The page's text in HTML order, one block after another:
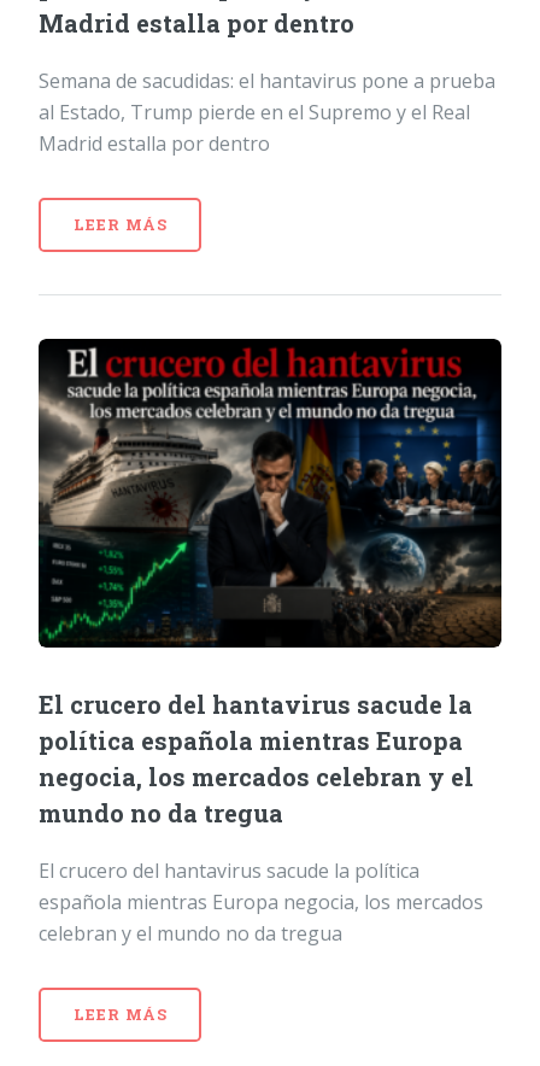
Madrid estalla por dentro
Semana de sacudidas: el hantavirus pone a prueba
al Estado, Trump pierde en el Supremo y el Real
Madrid estalla por dentro
LEER MÁS
El crucero del hantavirus sacude la
política española mientras Europa
negocia, los mercados celebran y el
mundo no da tregua
El crucero del hantavirus sacude la política
española mientras Europa negocia, los mercados
celebran y el mundo no da tregua
LEER MÁS